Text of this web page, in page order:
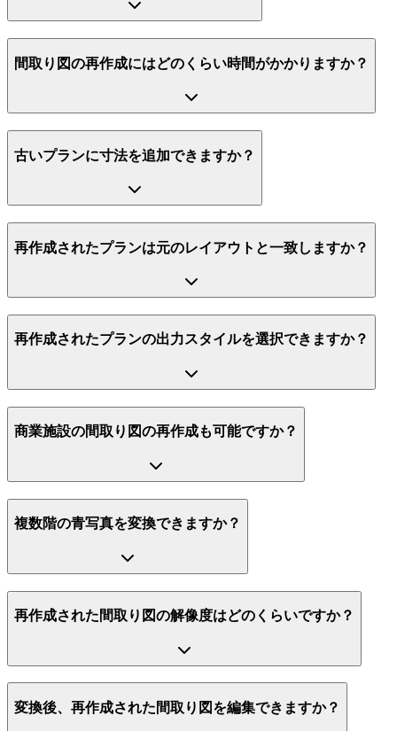
間取り図の再作成にはどのくらい時間がかかりますか？
古いプランに寸法を追加できますか？
再作成されたプランは元のレイアウトと一致しますか？
再作成されたプランの出力スタイルを選択できますか？
商業施設の間取り図の再作成も可能ですか？
複数階の青写真を変換できますか？
再作成された間取り図の解像度はどのくらいですか？
変換後、再作成された間取り図を編集できますか？